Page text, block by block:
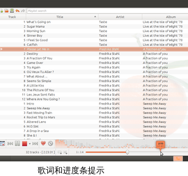
歌词和进度条提示